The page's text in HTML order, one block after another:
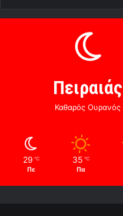
Πειραιάς
Καθαρός Ουρανός
29 ℃
Πε
35 ℃
Πα